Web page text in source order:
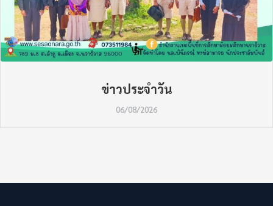
ข่าวประจำวัน
06/08/2026